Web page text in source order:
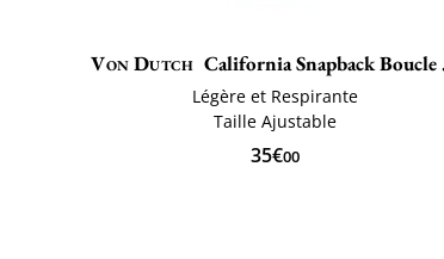
Von Dutch California Snapback Boucle Lof
Légère et Respirante
Taille Ajustable
35€00